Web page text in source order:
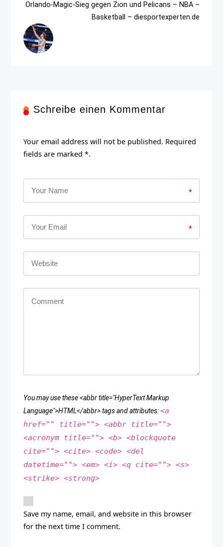
Orlando-Magic-Sieg gegen Zion und Pelicans – NBA –
Basketball – diesportexperten.de
Schreibe einen Kommentar
Your email address will not be published. Required
fields are marked *.
*
*
You may use these <abbr title="HyperText Markup
Language">HTML</abbr> tags and attributes:<a
href="" title=""> <abbr title="">
<acronym title=""> <b> <blockquote
cite=""> <cite> <code> <del
datetime=""> <em> <i> <q cite=""> <s>
<strike> <strong>
Save my name, email, and website in this browser
for the next time I comment.